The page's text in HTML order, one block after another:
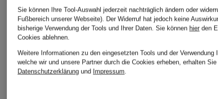
WRSTBHVR
Sweatshirt
NENI
T-Shirt
Sie können Ihre Tool-Auswahl jederzeit nachträglich ändern oder
Fußbereich unserer Webseite). Der Widerruf hat jedoch keine
bisherige Verwendung der Tools und Ihrer Daten. Sie können hier den
Cookies ablehnen.
Weitere Informationen zu den eingesetzten Tools und der Verwendung
welche wir und unsere Partner durch die Cookies erheben, erhalten
Datenschutzerklärung und Impressum.